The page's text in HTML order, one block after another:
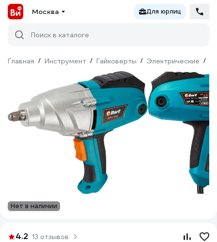
Москва Для юрлиц
Поиск в каталоге
Главная / Инструмент / Гайковерты / Электрические /
Нет в наличии
4.2 13 отзывов